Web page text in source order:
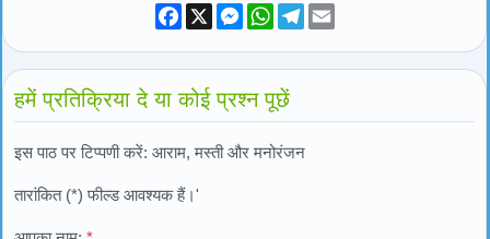
Facebook
X Messenger
WhatsApp
Telegram
हमें प्रतिक्रिया दे या कोई प्रश्न पूछें
इस पाठ पर टिप्पणी करें: आराम, मस्ती और मनोरंजन
तारांकित (*) फील्ड आवश्यक हैं।'